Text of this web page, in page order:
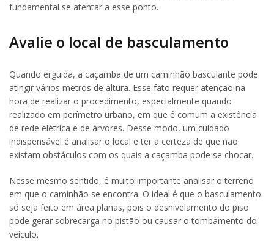
fundamental se atentar a esse ponto.
Avalie o local de basculamento
Quando erguida, a caçamba de um caminhão basculante pode
atingir vários metros de altura. Esse fato requer atenção na
hora de realizar o procedimento, especialmente quando
realizado em perímetro urbano, em que é comum a existência
de rede elétrica e de árvores. Desse modo, um cuidado
indispensável é analisar o local e ter a certeza de que não
existam obstáculos com os quais a caçamba pode se chocar.
Nesse mesmo sentido, é muito importante analisar o terreno
em que o caminhão se encontra. O ideal é que o basculamento
só seja feito em área planas, pois o desnivelamento do piso
pode gerar sobrecarga no pistão ou causar o tombamento do
veículo.